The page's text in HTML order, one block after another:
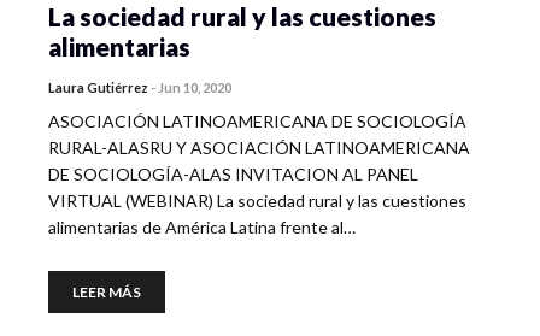
La sociedad rural y las cuestiones
alimentarias
Laura Gutiérrez - Jun 10, 2020
ASOCIACIÓN LATINOAMERICANA DE SOCIOLOGÍA
RURAL-ALASRU Y ASOCIACIÓN LATINOAMERICANA
DE SOCIOLOGÍA-ALAS INVITACION AL PANEL
VIRTUAL (WEBINAR) La sociedad rural y las cuestiones
alimentarias de América Latina frente al…
LEER MÁS